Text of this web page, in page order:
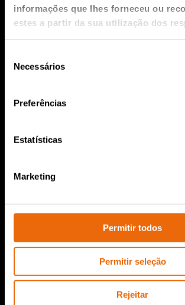
informações que lhes forneceu ou
estes a partir da sua utilização dos
deNecessários
Preferências
Estatísticas
Marketing
Permitir todos
Permitir seleção
Rejeitar
Produtos TANA
Triturador TANA
Serviços e Vendas
História da Tana